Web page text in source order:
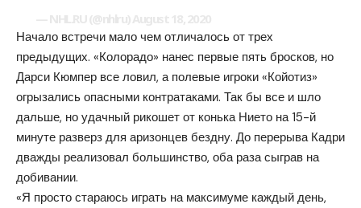
Начало встречи мало чем отличалось от трех
предыдущих. «Колорадо» нанес первые пять бросков, но
Дарси Кюмпер все ловил, а полевые игроки «Койотиз»
огрызались опасными контратаками. Так бы все и шло
дальше, но удачный рикошет от конька Нието на 15-й
минуте разверз для аризонцев бездну. До перерыва Кадри
дважды реализовал большинство, оба раза сыграв на
добивании.
«Я просто стараюсь играть на максимуме каждый день,